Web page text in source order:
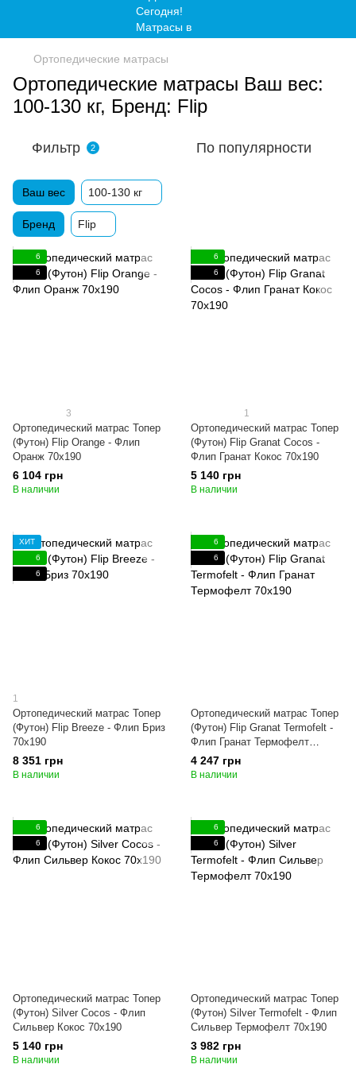
Ортопедические матрасы
Ортопедические матрасы Ваш вес:
100-130 кг, Бренд: Flip
Фильтр 2 По популярности
Ваш вес 100-130 кг
Бренд Flip
6
6
3
Ортопедический матрас Топер
(Футон) Flip Orange - Флип
Оранж 70x190
6 104 грн
В наличии
6
6
1
Ортопедический матрас Топер
(Футон) Flip Granat Cocos -
Флип Гранат Кокос 70x190
5 140 грн
В наличии
ХИТ
6
6
1
Ортопедический матрас Топер
(Футон) Flip Breeze - Флип Бриз
70x190
8 351 грн
В наличии
6
6
Ортопедический матрас Топер
(Футон) Flip Granat Termofelt -
Флип Гранат Термофелт
70x190
4 247 грн
В наличии
6
6
Ортопедический матрас Топер
(Футон) Silver Cocos - Флип
Сильвер Кокос 70x190
5 140 грн
В наличии
6
6
Ортопедический матрас Топер
(Футон) Silver Termofelt - Флип
Сильвер Термофелт 70x190
3 982 грн
В наличии